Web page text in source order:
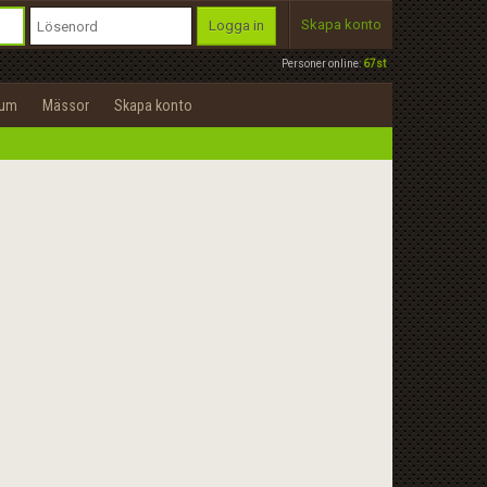
Personer online:67st
Logga in Skapa konto
Mässor Skapa konto